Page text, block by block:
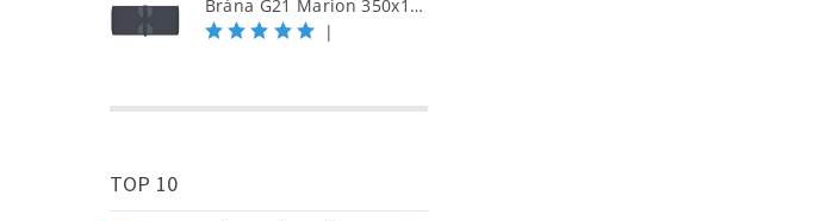
Brána G21 Marion 350x158 cm dvoukřídlá, antracitová
|
TOP 10